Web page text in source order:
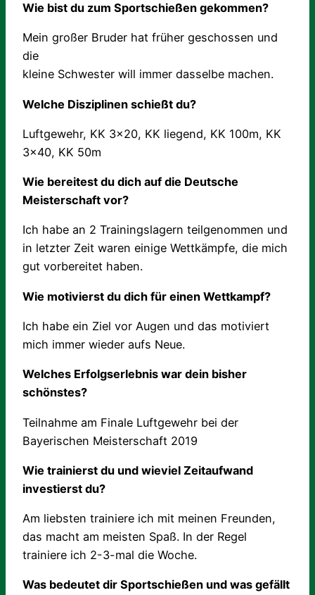
Wie bist du zum Sportschießen gekommen?
Mein großer Bruder hat früher geschossen und
die
kleine Schwester will immer dasselbe machen.
Welche Disziplinen schießt du?
Luftgewehr, KK 3×20, KK liegend, KK 100m, KK
3×40, KK 50m
Wie bereitest du dich auf die Deutsche
Meisterschaft vor?
Ich habe an 2 Trainingslagern teilgenommen und
in letzter Zeit waren einige Wettkämpfe, die mich
gut vorbereitet haben.
Wie motivierst du dich für einen Wettkampf?
Ich habe ein Ziel vor Augen und das motiviert
mich immer wieder aufs Neue.
Welches Erfolgserlebnis war dein bisher
schönstes?
Teilnahme am Finale Luftgewehr bei der
Bayerischen Meisterschaft 2019
Wie trainierst du und wieviel Zeitaufwand
investierst du?
Am liebsten trainiere ich mit meinen Freunden,
das macht am meisten Spaß. In der Regel
trainiere ich 2-3-mal die Woche.
Was bedeutet dir Sportschießen und was gefällt